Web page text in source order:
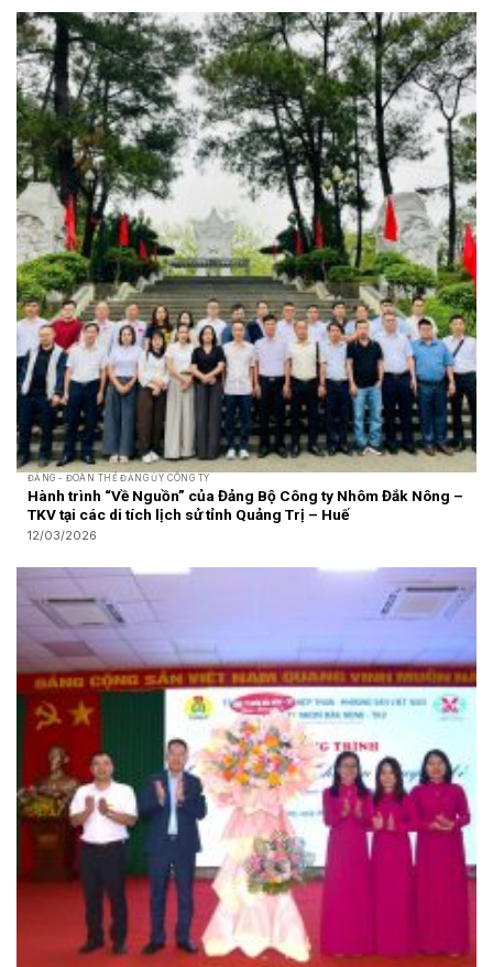
ĐẢNG - ĐOÀN THỂ ĐẢNG ỦY CÔNG TY
Hành trình “Về Nguồn” của Đảng Bộ Công ty Nhôm Đắk Nông –
TKV tại các di tích lịch sử tỉnh Quảng Trị – Huế
12/03/2026